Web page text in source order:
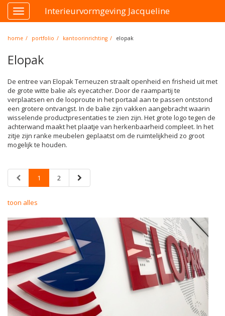
Toggle
navigation
Interieurvormgeving Jacqueline
home portfolio kantoorinrichting elopak
Elopak
De entree van Elopak Terneuzen straalt openheid en frisheid uit met
de grote witte balie als eyecatcher. Door de raampartij te
verplaatsen en de looproute in het portaal aan te passen ontstond
een grotere ontvangst. In de balie zijn vakken aangebracht waarin
wisselende productpresentaties te zien zijn. Het grote logo tegen de
achterwand maakt het plaatje van herkenbaarheid compleet. In het
zitje zijn ranke meubelen geplaatst om de ruimtelijkheid zo groot
mogelijk te houden.
1 2
toon alles